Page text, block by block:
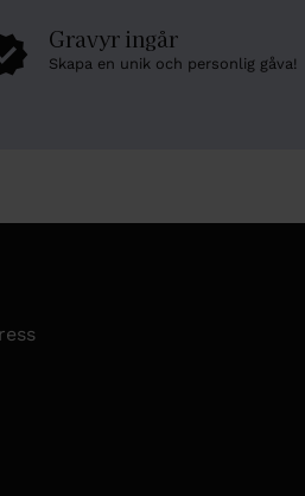
Gravyr ingår
Skapa en unik och personlig gåva!